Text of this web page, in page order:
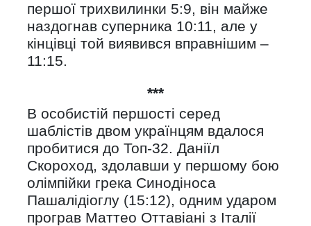
першої трихвилинки 5:9, він майже
наздогнав суперника 10:11, але у
кінцівці той виявився вправнішим –
11:15.
***
В особистій першості серед
шаблістів двом українцям вдалося
пробитися до Топ-32. Даніїл
Скороход, здолавши у першому бою
олімпійки грека Синодіноса
Пашалідіоглу (15:12), одним ударом
програв Маттео Оттавіані з Італії